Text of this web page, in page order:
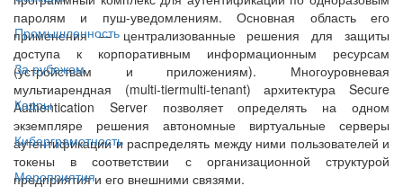
Промышленность
За рубежом
Кадры
Киберграмотность
Мероприятия
паролям и пуш-уведомлениям. Основная область его
применения — централизованные решения для защиты
доступа к корпоративным информационным ресурсам
(устройствам и приложениям). Многоуровневая
мультиарендная (multi-tiermulti-tenant) архитектура Secure
Authentication Server позволяет определять на одном
экземпляре решения автономные виртуальные серверы
аутентификации и распределять между ними пользователей и
токены в соответствии с организационной структурой
предприятия и его внешними связями.